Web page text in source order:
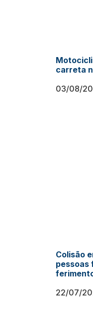
carreta
03/08/
Colisão
pessoas
22/07/